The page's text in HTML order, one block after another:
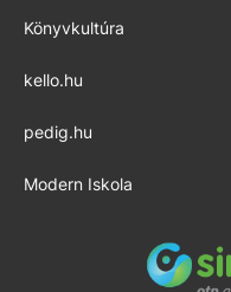
Könyvkultúra
kello.hu
pedig.hu
Modern Iskola